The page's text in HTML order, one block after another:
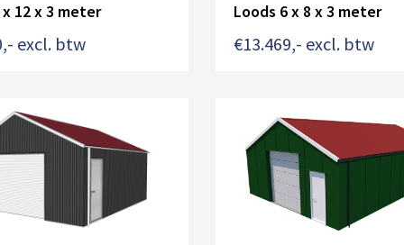
12 x 3 meter
,- excl. btw
Loods 6 x 8 x 3 meter
€13.469,- excl. btw